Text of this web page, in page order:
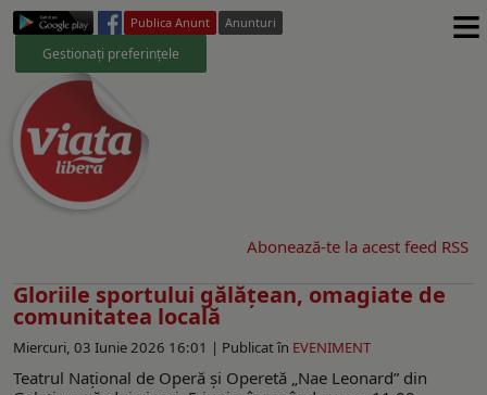
Publica Anunt Anunturi
Gestionați preferințele ≡
Abonează-te la acest feed RSS
Gloriile sportului gălățean, omagiate de
comunitatea locală
Miercuri, 03 Iunie 2026 16:01 | Publicat în EVENIMENT
Teatrul Național de Operă și Operetă „Nae Leonard” din